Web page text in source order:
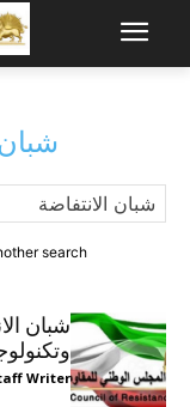
search.
شبان
Writer